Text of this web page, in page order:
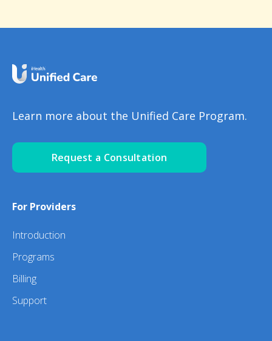
Learn more about the Unified Care Program.
Request a Consultation
For Providers
Introduction
Programs
Billing
Support